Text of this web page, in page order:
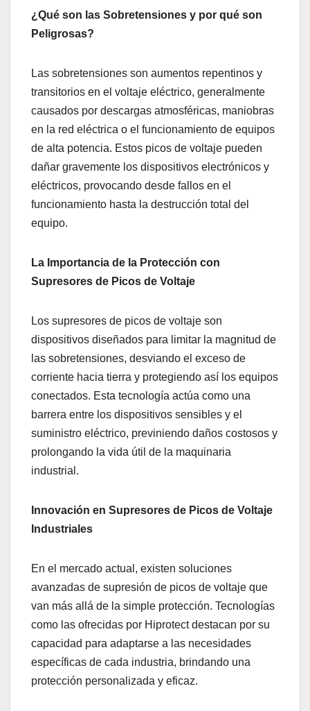
¿Qué son las Sobretensiones y por qué son
Peligrosas?
Las sobretensiones son aumentos repentinos y
transitorios en el voltaje eléctrico, generalmente
causados por descargas atmosféricas, maniobras
en la red eléctrica o el funcionamiento de equipos
de alta potencia. Estos picos de voltaje pueden
dañar gravemente los dispositivos electrónicos y
eléctricos, provocando desde fallos en el
funcionamiento hasta la destrucción total del
equipo.
La Importancia de la Protección con
Supresores de Picos de Voltaje
Los supresores de picos de voltaje son
dispositivos diseñados para limitar la magnitud de
las sobretensiones, desviando el exceso de
corriente hacia tierra y protegiendo así los equipos
conectados. Esta tecnología actúa como una
barrera entre los dispositivos sensibles y el
suministro eléctrico, previniendo daños costosos y
prolongando la vida útil de la maquinaria
industrial.
Innovación en Supresores de Picos de Voltaje
Industriales
En el mercado actual, existen soluciones
avanzadas de supresión de picos de voltaje que
van más allá de la simple protección. Tecnologías
como las ofrecidas por Hiprotect destacan por su
capacidad para adaptarse a las necesidades
específicas de cada industria, brindando una
protección personalizada y eficaz.